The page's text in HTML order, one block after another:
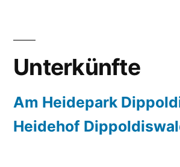
Unterkünfte
Am Heidepark
Heidehof